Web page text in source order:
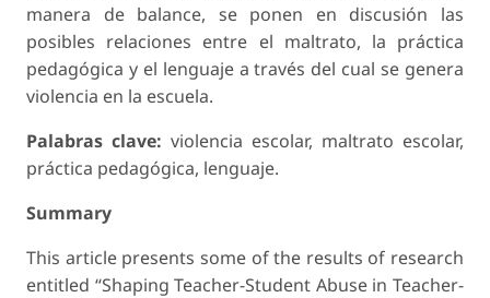
manera de balance, se ponen en discusión las
posibles relaciones entre el maltrato, la práctica
pedagógica y el lenguaje a través del cual se genera
violencia en la escuela.
Palabras clave: violencia escolar, maltrato escolar,
práctica pedagógica, lenguaje.
Summary
This article presents some of the results of research
entitled “Shaping Teacher-Student Abuse in Teacher-